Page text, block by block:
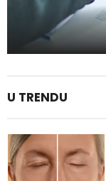
U TRENDU